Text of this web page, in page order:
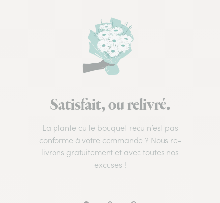
Satisfait, ou relivré.
La plante ou le bouquet reçu n’est pas
conforme à votre commande ? Nous re-
livrons gratuitement et avec toutes nos
excuses !